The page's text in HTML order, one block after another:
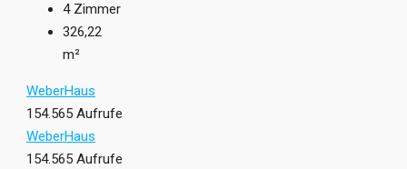
4 Zimmer
326,22
m²
WeberHaus
154.565 Aufrufe
WeberHaus
154.565 Aufrufe